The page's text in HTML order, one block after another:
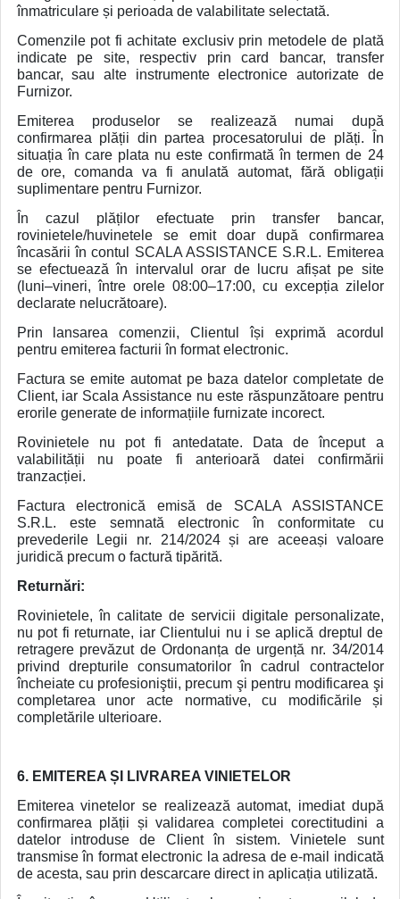
înmatriculare și perioada de valabilitate selectată.
Comenzile pot fi achitate exclusiv prin metodele de plată
indicate pe site, respectiv prin card bancar, transfer
bancar, sau alte instrumente electronice autorizate de
Furnizor.
Emiterea produselor se realizează numai după
confirmarea plății din partea procesatorului de plăți. În
situația în care plata nu este confirmată în termen de 24
de ore, comanda va fi anulată automat, fără obligații
suplimentare pentru Furnizor.
În cazul plăților efectuate prin transfer bancar,
rovinietele/huvinetele se emit doar după confirmarea
încasării în contul SCALA ASSISTANCE S.R.L. Emiterea
se efectuează în intervalul orar de lucru afișat pe site
(luni–vineri, între orele 08:00–17:00, cu excepția zilelor
declarate nelucrătoare).
Prin lansarea comenzii, Clientul își exprimă acordul
pentru emiterea facturii în format electronic.
Factura se emite automat pe baza datelor completate de
Client, iar Scala Assistance nu este răspunzătoare pentru
erorile generate de informațiile furnizate incorect.
Rovinietele nu pot fi antedatate. Data de început a
valabilității nu poate fi anterioară datei confirmării
tranzacției.
Factura electronică emisă de SCALA ASSISTANCE
S.R.L. este semnată electronic în conformitate cu
prevederile Legii nr. 214/2024 și are aceeași valoare
juridică precum o factură tipărită.
Returnări:
Rovinietele, în calitate de servicii digitale personalizate,
nu pot fi returnate, iar Clientului nu i se aplică dreptul de
retragere prevăzut de Ordonanța de urgență nr. 34/2014
privind drepturile consumatorilor în cadrul contractelor
încheiate cu profesioniştii, precum şi pentru modificarea şi
completarea unor acte normative, cu modificările și
completările ulterioare.
6. EMITEREA ȘI LIVRAREA VINIETELOR
Emiterea vinetelor se realizează automat, imediat după
confirmarea plății și validarea completei corectitudini a
datelor introduse de Client în sistem. Vinietele sunt
transmise în format electronic la adresa de e-mail indicată
de acesta, sau prin descarcare direct in aplicația utilizată.